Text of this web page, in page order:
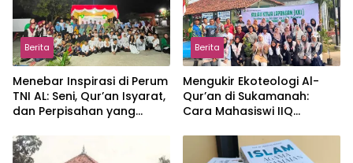
Berita
Menebar Inspirasi di Perum
TNI AL: Seni, Qur’an Isyarat,
dan Perpisahan yang
Berita
Mengukir Ekoteologi Al-
Qur’an di Sukamanah:
Cara Mahasiswi IIQ
Jonggol